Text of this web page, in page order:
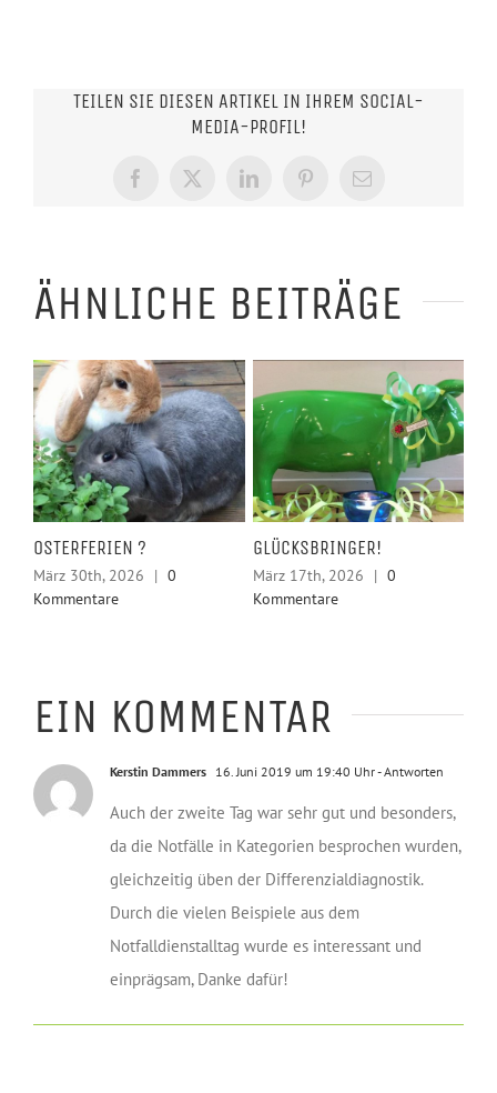
TEILEN SIE DIESEN ARTIKEL IN IHREM SOCIAL-
MEDIA-PROFIL!
Facebook
X LinkedInPinterest
E-
ÄHNLICHE BEITRÄGE
HEILSALBEN –
KRÄUTERKÜCHE
Februar 11th, 2026 | 0
Kommentare
SOMMER-WORKOUT 2026!
Juli 7th, 2026 |
0
Kommentare
EIN KOMMENTAR
Kerstin Dammers 16. Juni 2019 um 19:40 Uhr- Antworten
Auch der zweite Tag war sehr gut und besonders,
da die Notfälle in Kategorien besprochen wurden,
gleichzeitig üben der Differenzialdiagnostik.
Durch die vielen Beispiele aus dem
Notfalldienstalltag wurde es interessant und
einprägsam, Danke dafür!